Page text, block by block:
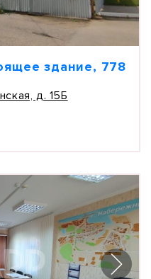
здание, 778
д. 15Б